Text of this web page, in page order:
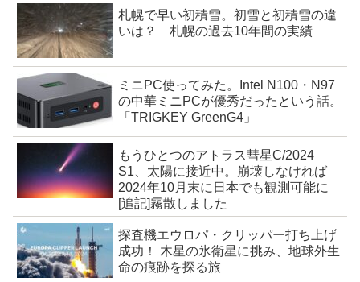
札幌で早い初積雪。初雪と初積雪の違
いは？ 札幌の過去10年間の実績
ミニPC使ってみた。Intel N100・N97
の中華ミニPCが優秀だったという話。
「TRIGKEY GreenG4」
もうひとつのアトラス彗星C/2024
S1、太陽に接近中。崩壊しなければ
2024年10月末に日本でも観測可能に
[追記]霧散しました
探査機エウロパ・クリッパー打ち上げ
成功！ 木星の氷衛星に挑み、地球外生
命の痕跡を探る旅